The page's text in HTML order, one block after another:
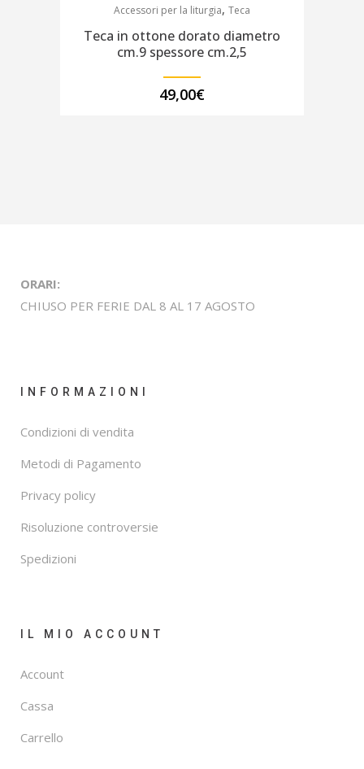
Accessori per la liturgia, Teca
Teca in ottone dorato diametro
cm.9 spessore cm.2,5
49,00€
ORARI:
CHIUSO PER FERIE DAL 8 AL 17 AGOSTO
INFORMAZIONI
Condizioni di vendita
Metodi di Pagamento
Privacy policy
Risoluzione controversie
Spedizioni
IL MIO ACCOUNT
Account
Cassa
Carrello